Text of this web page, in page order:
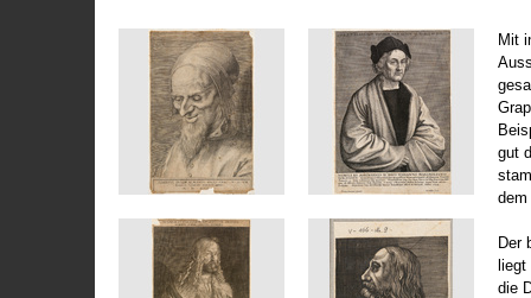
Mit
gut
dem
Der
die